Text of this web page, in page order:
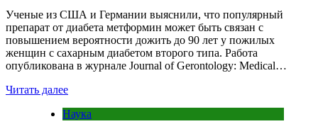
Ученые из США и Германии выяснили, что популярный
препарат от диабета метформин может быть связан с
повышением вероятности дожить до 90 лет у пожилых
женщин с сахарным диабетом второго типа. Работа
опубликована в журнале Journal of Gerontology: Medical…
Читать далее
Наука